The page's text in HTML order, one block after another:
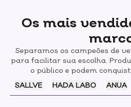
Os mais
Separamos os campeões de
para facilitar sua escolha.
o público e podem
SALLVE
HADA LABO ANUA